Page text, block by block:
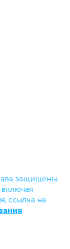
защищены.
ссылка на